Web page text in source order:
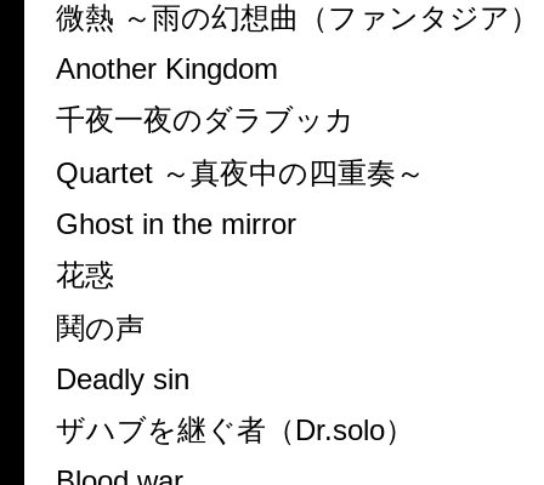
微熱 ～雨の幻想曲（ファンタジア
Another Kingdom
千夜一夜のダラブッカ
Quartet ～真夜中の四重奏～
Ghost in the mirror
花惑
鬨の声
Deadly sin
ザハブを継ぐ者（Dr.solo）